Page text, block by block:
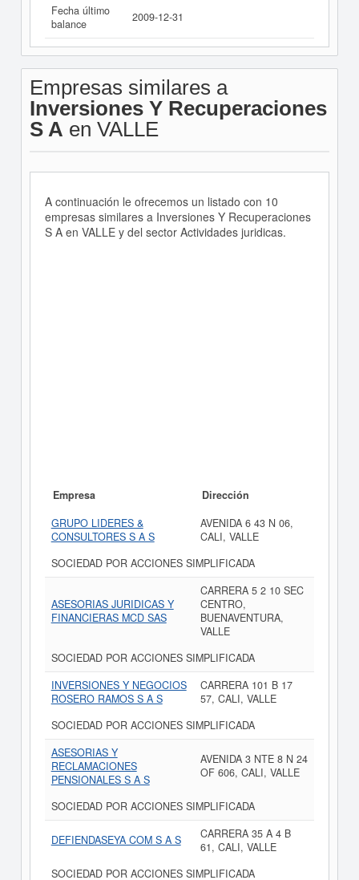
Fecha último
balance
2009-12-31
Empresas similares a
Inversiones Y Recuperaciones
S A en VALLE
A continuación le ofrecemos un listado con 10
empresas similares a Inversiones Y Recuperaciones
S A en VALLE y del sector Actividades juridicas.
Empresa
Dirección
GRUPO LIDERES &
CONSULTORES S A S
AVENIDA 6 43 N 06,
CALI, VALLE
SOCIEDAD POR ACCIONES SIMPLIFICADA
ASESORIAS JURIDICAS Y
FINANCIERAS MCD SAS
CARRERA 5 2 10 SEC
CENTRO,
BUENAVENTURA,
VALLE
SOCIEDAD POR ACCIONES SIMPLIFICADA
INVERSIONES Y NEGOCIOS
ROSERO RAMOS S A S
CARRERA 101 B 17
57, CALI, VALLE
SOCIEDAD POR ACCIONES SIMPLIFICADA
ASESORIAS Y
RECLAMACIONES
PENSIONALES S A S
AVENIDA 3 NTE 8 N 24
OF 606, CALI, VALLE
SOCIEDAD POR ACCIONES SIMPLIFICADA
DEFIENDASEYA COM S A S
CARRERA 35 A 4 B
61, CALI, VALLE
SOCIEDAD POR ACCIONES SIMPLIFICADA